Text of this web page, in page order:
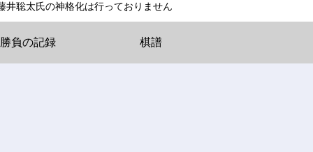
聡太氏の神格化は行っておりません
勝負の記録 棋譜